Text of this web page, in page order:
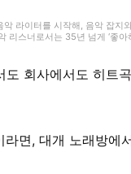
라이터를 시작해, 음악 잡
리스너로서는 35년 넘게 ‘좋
회사에서도 히트
면, 대개 노래방에